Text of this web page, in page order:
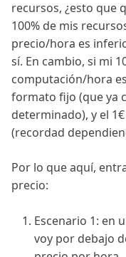
recursos, ¿esto que
100% de mis
precio/hora es
sí. En cambio, si mi
computación/hora
formato fijo (que ya
determinado), y el
(recordad
Por lo que aquí,
precio:
Escenario 1: en
voy por debajo